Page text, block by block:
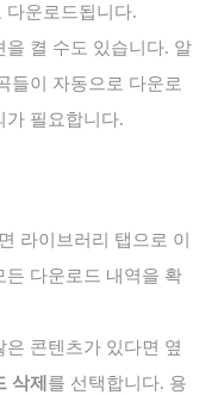
다운로드됩니다.
을 켤 수도 있습니다. 알
들이 자동으로 다운로
가 필요합니다.
라이브러리 탭으로 이
든 다운로드 내역을 확
콘텐츠가 있다면 옆
삭제 를 선택합니다. 용